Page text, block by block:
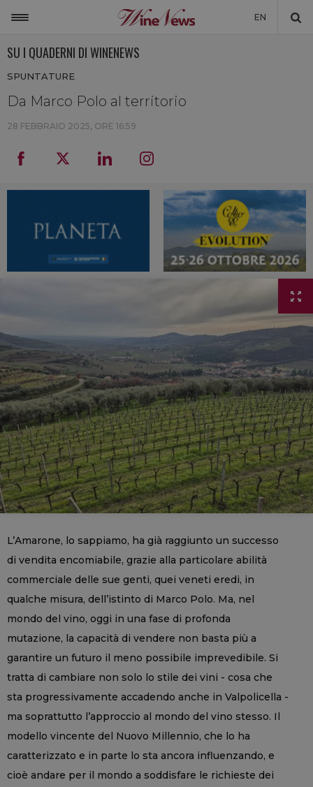
EN
NON SOLO VINO
NEWSLETTER
LA CANTINA DI WINENEWS
DICONO DI NOI
WINENEWS TV
SU I QUADERNI DI WINENEWS
SPUNTATURE
Da Marco Polo al territorio
28 FEBBRAIO 2025, ORE 16:59
L’Amarone, lo sappiamo, ha già raggiunto un successo
di vendita encomiabile, grazie alla particolare abilità
commerciale delle sue genti, quei veneti eredi, in
qualche misura, dell’istinto di Marco Polo. Ma, nel
mondo del vino, oggi in una fase di profonda
mutazione, la capacità di vendere non basta più a
garantire un futuro il meno possibile imprevedibile. Si
tratta di cambiare non solo lo stile dei vini - cosa che
sta progressivamente accadendo anche in Valpolicella -
ma soprattutto l’approccio al mondo del vino stesso. Il
modello vincente del Nuovo Millennio, che lo ha
caratterizzato e in parte lo sta ancora influenzando, e
cioè andare per il mondo a soddisfare le richieste dei